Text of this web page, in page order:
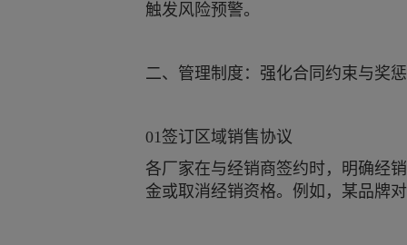
触发风险预警。
二、管理制度：强化合同约束与奖
01签订区域销售协议
各厂家在与经销商签约时，明确经
金或取消经销资格。例如，某品牌